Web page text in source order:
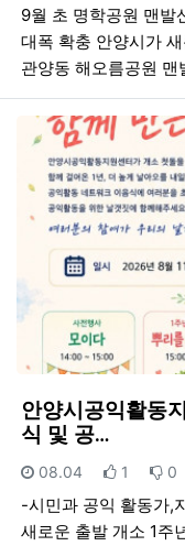
9월 초 명학공원 맨발
대폭 확충 안양시가
관양동 해오름공원 맨
안양시공익활동
식 및 공…
등록일
08.04 추천
1 비
0
-시민과 공익 활동가,
새로운 출발 개소 1주